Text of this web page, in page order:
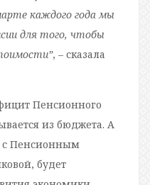
каждого года мы
для того, чтобы
, – сказала
Пенсионного
из бюджета. А
с Пенсионным
будет